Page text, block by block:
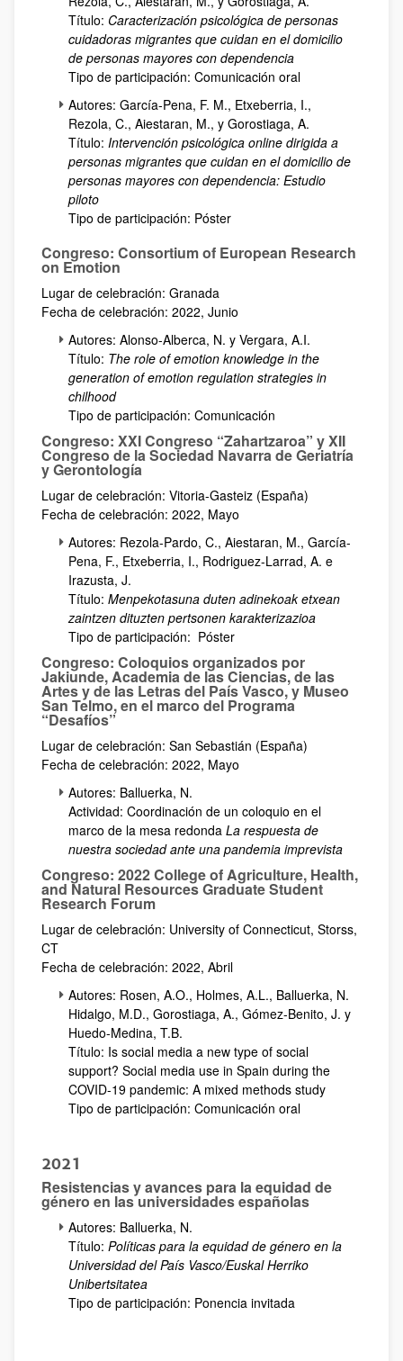
Título: Caracterización psicológica de personas
cuidadoras migrantes que cuidan en el domicilio
de personas mayores con dependencia
Tipo de participación: Comunicación oral
Autores: García-Pena, F. M., Etxeberria, I.,
Rezola, C., Aiestaran, M., y Gorostiaga, A.
Título: Intervención psicológica online dirigida a
personas migrantes que cuidan en el domicilio de
personas mayores con dependencia: Estudio
piloto
Tipo de participación: Póster
Congreso: Consortium of European Research
on Emotion
Lugar de celebración: Granada
Fecha de celebración: 2022, Junio
Autores: Alonso-Alberca, N. y Vergara, A.I.
Título: The role of emotion knowledge in the
generation of emotion regulation strategies in
chilhood
Tipo de participación: Comunicación
Congreso: XXI Congreso “Zahartzaroa” y XII
Congreso de la Sociedad Navarra de Geriatría
y Gerontología
Lugar de celebración: Vitoria-Gasteiz (España)
Fecha de celebración: 2022, Mayo
Autores: Rezola-Pardo, C., Aiestaran, M., García-
Pena, F., Etxeberria, I., Rodriguez-Larrad, A. e
Irazusta, J.
Título: Menpekotasuna duten adinekoak etxean
zaintzen dituzten pertsonen karakterizazioa
Tipo de participación: Póster
Congreso: Coloquios organizados por
Jakiunde, Academia de las Ciencias, de las
Artes y de las Letras del País Vasco, y Museo
San Telmo, en el marco del Programa
“Desafíos”
Lugar de celebración: San Sebastián (España)
Fecha de celebración: 2022, Mayo
Autores: Balluerka, N.
Actividad: Coordinación de un coloquio en el
marco de la mesa redonda La respuesta de
nuestra sociedad ante una pandemia imprevista
Congreso: 2022 College of Agriculture, Health,
and Natural Resources Graduate Student
Research Forum
Lugar de celebración: University of Connecticut, Storss,
CT
Fecha de celebración: 2022, Abril
Autores: Rosen, A.O., Holmes, A.L., Balluerka, N.
Hidalgo, M.D., Gorostiaga, A., Gómez-Benito, J. y
Huedo-Medina, T.B.
Título: Is social media a new type of social
support? Social media use in Spain during the
COVID-19 pandemic: A mixed methods study
Tipo de participación: Comunicación oral
2021
Resistencias y avances para la equidad de
género en las universidades españolas
Autores: Balluerka, N.
Título: Políticas para la equidad de género en la
Universidad del País Vasco/Euskal Herriko
Unibertsitatea
Tipo de participación: Ponencia invitada